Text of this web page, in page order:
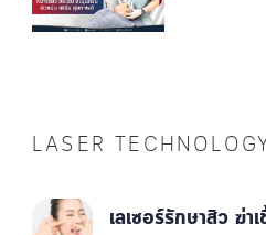
LASER
เลเซอร์รักษาสิว ฆ่